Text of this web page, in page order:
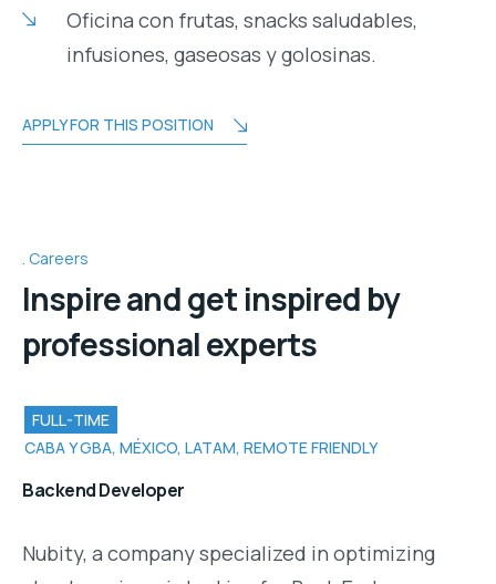
Oficina con frutas, snacks saludables,
infusiones, gaseosas y golosinas.
APPLY FOR THIS POSITION
Careers
Inspire and get inspired by
professional experts
FULL-TIME
CABA Y GBA, MÉXICO, LATAM, REMOTE FRIENDLY
Backend Developer
Nubity, a company specialized in optimizing